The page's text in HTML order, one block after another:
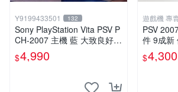
Y9199433501 132
Sony PlayStation Vita PSV P
CH-2007 主機 藍 大致良好
送絕版YAMATO保殼
$4,990
遊戲機 專
PSV
件 9成新 保
$4,300